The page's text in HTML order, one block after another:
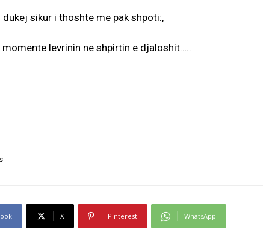
sikur i thoshte me pak shpoti:,
levrinin ne shpirtin e djaloshit…..
X Pinterest WhatsApp